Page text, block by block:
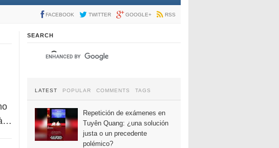
FACEBOOK TWITTER GOOGLE+ RSS
SEARCH
LATEST POPULAR COMMENTS TAGS
Repetición de exámenes en
Tuyên Quang: ¿una solución
justa o un precedente
polémico?